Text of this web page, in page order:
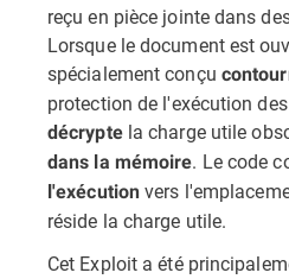
reçu en pièce jointe dans
Lorsque le document est
spécialement conçu
protection de l'exécution
décryptela charge utile
dans la mémoire. Le code
l'exécution vers
réside la charge utile.
Cet Exploit a été